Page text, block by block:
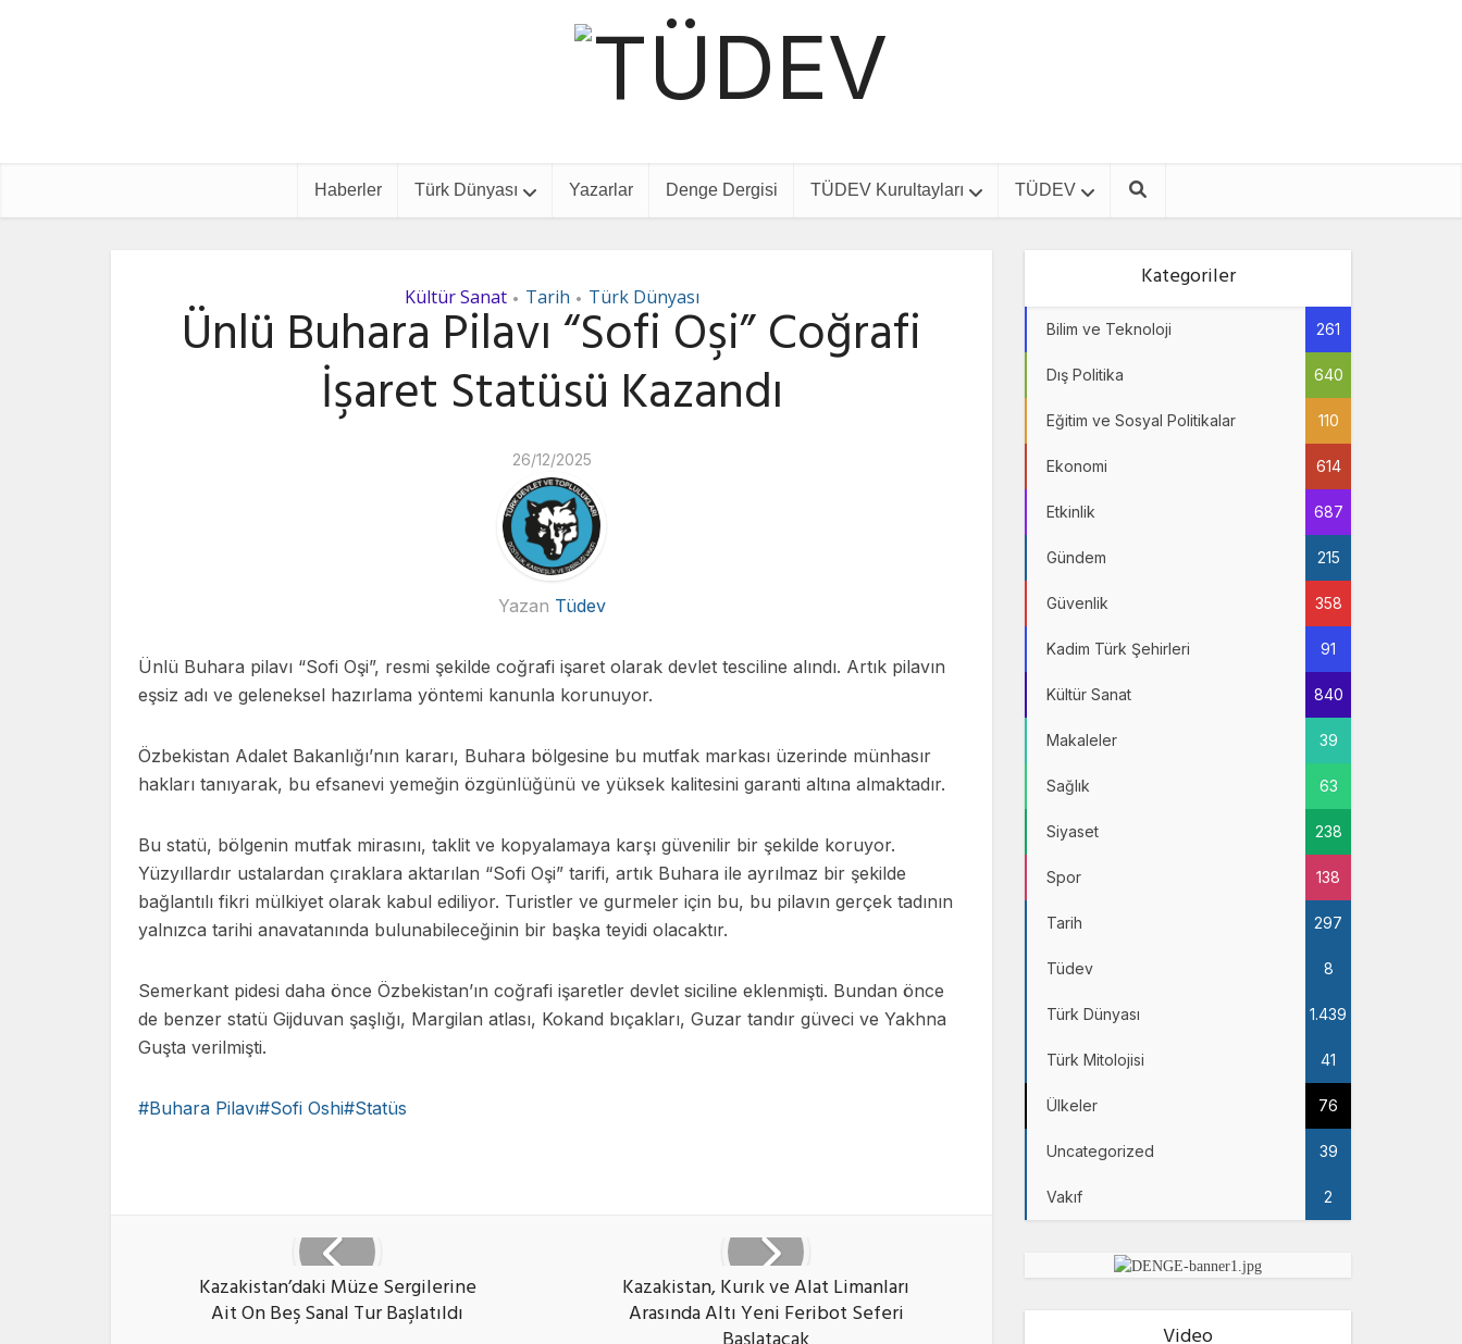
Haberler Türk Dünyası Yazarlar Denge Dergisi TÜDEV Kurultayları TÜDEV
Kültür Sanat • Tarih • Türk Dünyası
Ünlü Buhara Pilavı “Sofi Oşi” Coğrafi
İşaret Statüsü Kazandı
26/12/2025
Yazan Tüdev
Ünlü Buhara pilavı “Sofi Oşi”, resmi şekilde coğrafi işaret olarak devlet tesciline alındı. Artık pilavın
eşsiz adı ve geleneksel hazırlama yöntemi kanunla korunuyor.
Özbekistan Adalet Bakanlığı’nın kararı, Buhara bölgesine bu mutfak markası üzerinde münhasır
hakları tanıyarak, bu efsanevi yemeğin özgünlüğünü ve yüksek kalitesini garanti altına almaktadır.
Bu statü, bölgenin mutfak mirasını, taklit ve kopyalamaya karşı güvenilir bir şekilde koruyor.
Yüzyıllardır ustalardan çıraklara aktarılan “Sofi Oşi” tarifi, artık Buhara ile ayrılmaz bir şekilde
bağlantılı fikri mülkiyet olarak kabul ediliyor. Turistler ve gurmeler için bu, bu pilavın gerçek tadının
yalnızca tarihi anavatanında bulunabileceğinin bir başka teyidi olacaktır.
Semerkant pidesi daha önce Özbekistan’ın coğrafi işaretler devlet siciline eklenmişti. Bundan önce
de benzer statü Gijduvan şaşlığı, Margilan atlası, Kokand bıçakları, Guzar tandır güveci ve Yakhna
Guşta verilmişti.
Buhara Pilavı#Sofi Oshi#Statüs
Kazakistan’daki Müze Sergilerine
Ait On Beş Sanal Tur Başlatıldı
Kazakistan, Kurık ve Alat Limanları
Arasında Altı Yeni Feribot Seferi
Kategoriler
Bilim ve Teknoloji 261
Dış Politika 640
Eğitim ve Sosyal Politikalar 110
Ekonomi 614
Etkinlik 687
Gündem 215
Güvenlik 358
Kadim Türk Şehirleri 91
Kültür Sanat 840
Makaleler 39
Sağlık 63
Siyaset 238
Spor 138
Tarih 297
Tüdev 8
Türk Dünyası 1.439
Türk Mitolojisi 41
Ülkeler 76
Uncategorized 39
Vakıf 2